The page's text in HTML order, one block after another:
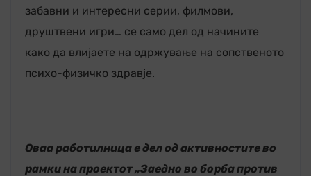
забавни и интересни серии, филмови,
друштвени игри… се само дел од начините
како да влијаете на одржување на сопственото
психо-физичко здравје.
Оваа работилница е дел од активностите во
рамки на проектот „Заедно во борба против